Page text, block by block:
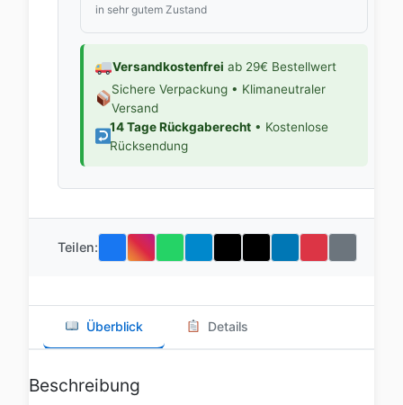
in sehr gutem Zustand
Versandkostenfrei ab 29€ Bestellwert
Sichere Verpackung • Klimaneutraler
Versand
14 Tage Rückgaberecht• Kostenlose
Rücksendung
Teilen:
Überblick Details
Beschreibung